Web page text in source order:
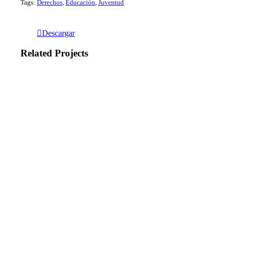
Tags: Derechos, Educación, Juventud
Descargar
Related Projects